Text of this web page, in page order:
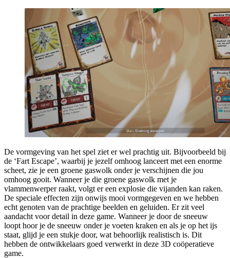
De vormgeving van het spel ziet er wel prachtig uit. Bijvoorbeeld bij
de ‘Fart Escape’, waarbij je jezelf omhoog lanceert met een enorme
scheet, zie je een groene gaswolk onder je verschijnen die jou
omhoog gooit. Wanneer je die groene gaswolk met je
vlammenwerper raakt, volgt er een explosie die vijanden kan raken.
De speciale effecten zijn onwijs mooi vormgegeven en we hebben
echt genoten van de prachtige beelden en geluiden. Er zit veel
aandacht voor detail in deze game. Wanneer je door de sneeuw
loopt hoor je de sneeuw onder je voeten kraken en als je op het ijs
staat, glijd je een stukje door, wat behoorlijk realistisch is. Dit
hebben de ontwikkelaars goed verwerkt in deze 3D coöperatieve
game.